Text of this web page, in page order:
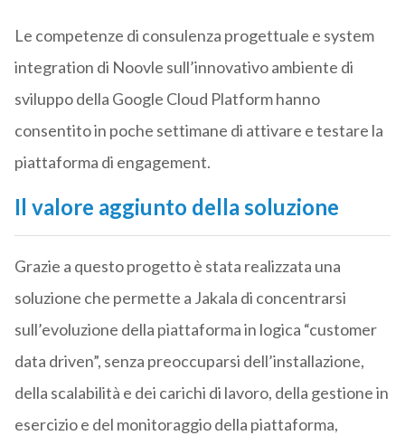
Le competenze di consulenza progettuale e system
integration di Noovle sull’innovativo ambiente di
sviluppo della Google Cloud Platform hanno
consentito in poche settimane di attivare e testare la
piattaforma di engagement.
Il valore aggiunto della soluzione
Grazie a questo progetto è stata realizzata una
soluzione che permette a Jakala di concentrarsi
sull’evoluzione della piattaforma in logica “customer
data driven”, senza preoccuparsi dell’installazione,
della scalabilità e dei carichi di lavoro, della gestione in
esercizio e del monitoraggio della piattaforma,